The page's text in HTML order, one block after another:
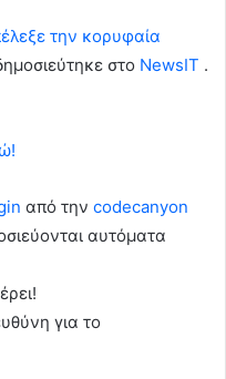
την κορυφαία
στο NewsIT .
από την codecanyon
αυτόματα
για το